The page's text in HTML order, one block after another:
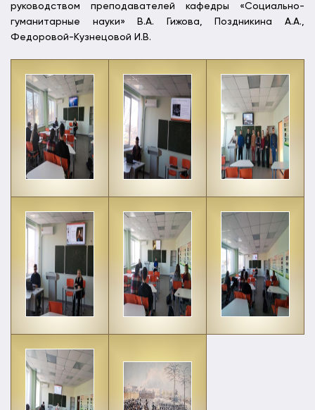
руководством преподавателей кафедры «Социально-
гуманитарные науки» В.А. Гижова, Поздникина А.А.,
Федоровой-Кузнецовой И.В.